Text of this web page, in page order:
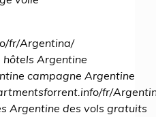
fr/Argentina/
Argentine
campagne Argentine
fr/
Argentine des vols gratuits